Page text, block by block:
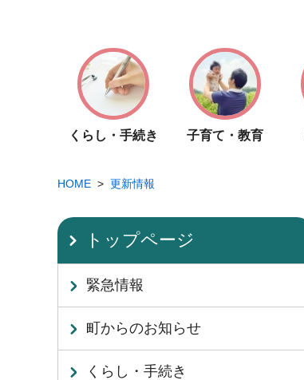
くらし・手続き 子育て・教育
HOME 更新情報
トップページ
緊急情報
町からのお知らせ
くらし・手続き